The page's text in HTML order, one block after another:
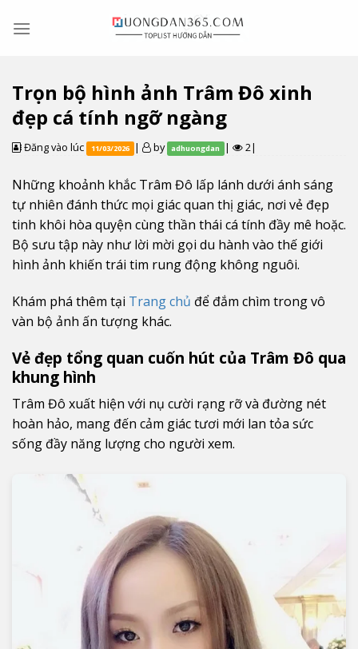
Trọn bộ hình ảnh Trâm Đô xinh
đẹp cá tính ngỡ ngàng
Đăng vào lúc 11/03/2026 | by adhuongdan | 2|
Những khoảnh khắc Trâm Đô lấp lánh dưới ánh sáng
tự nhiên đánh thức mọi giác quan thị giác, nơi vẻ đẹp
tinh khôi hòa quyện cùng thần thái cá tính đầy mê hoặc.
Bộ sưu tập này như lời mời gọi du hành vào thế giới
hình ảnh khiến trái tim rung động không nguôi.
Khám phá thêm tại Trang chủ để đắm chìm trong vô
vàn bộ ảnh ấn tượng khác.
Vẻ đẹp tổng quan cuốn hút của Trâm Đô qua
khung hình
Trâm Đô xuất hiện với nụ cười rạng rỡ và đường nét
hoàn hảo, mang đến cảm giác tươi mới lan tỏa sức
sống đầy năng lượng cho người xem.